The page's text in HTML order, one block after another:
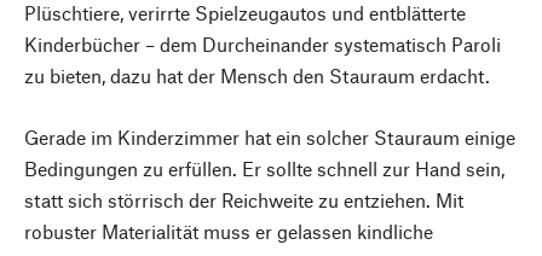
Plüschtiere, verirrte Spielzeugautos und entblätterte
Kinderbücher – dem Durcheinander systematisch Paroli
zu bieten, dazu hat der Mensch den Stauraum erdacht.
Gerade im Kinderzimmer hat ein solcher Stauraum einige
Bedingungen zu erfüllen. Er sollte schnell zur Hand sein,
statt sich störrisch der Reichweite zu entziehen. Mit
robuster Materialität muss er gelassen kindliche